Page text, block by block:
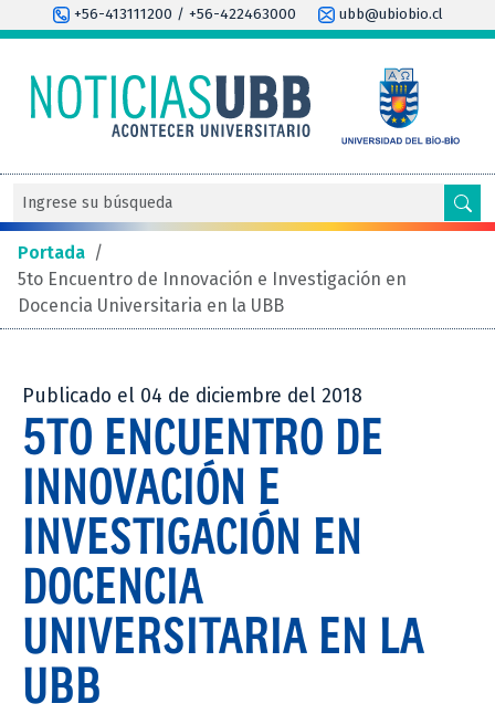
+56-413111200 / +56-422463000 ubb@ubiobio.cl
Portada /
5to Encuentro de Innovación e Investigación en
Docencia Universitaria en la UBB
Publicado el 04 de diciembre del 2018
5TO ENCUENTRO DE
INNOVACIÓN E
INVESTIGACIÓN EN
DOCENCIA
UNIVERSITARIA EN LA
UBB